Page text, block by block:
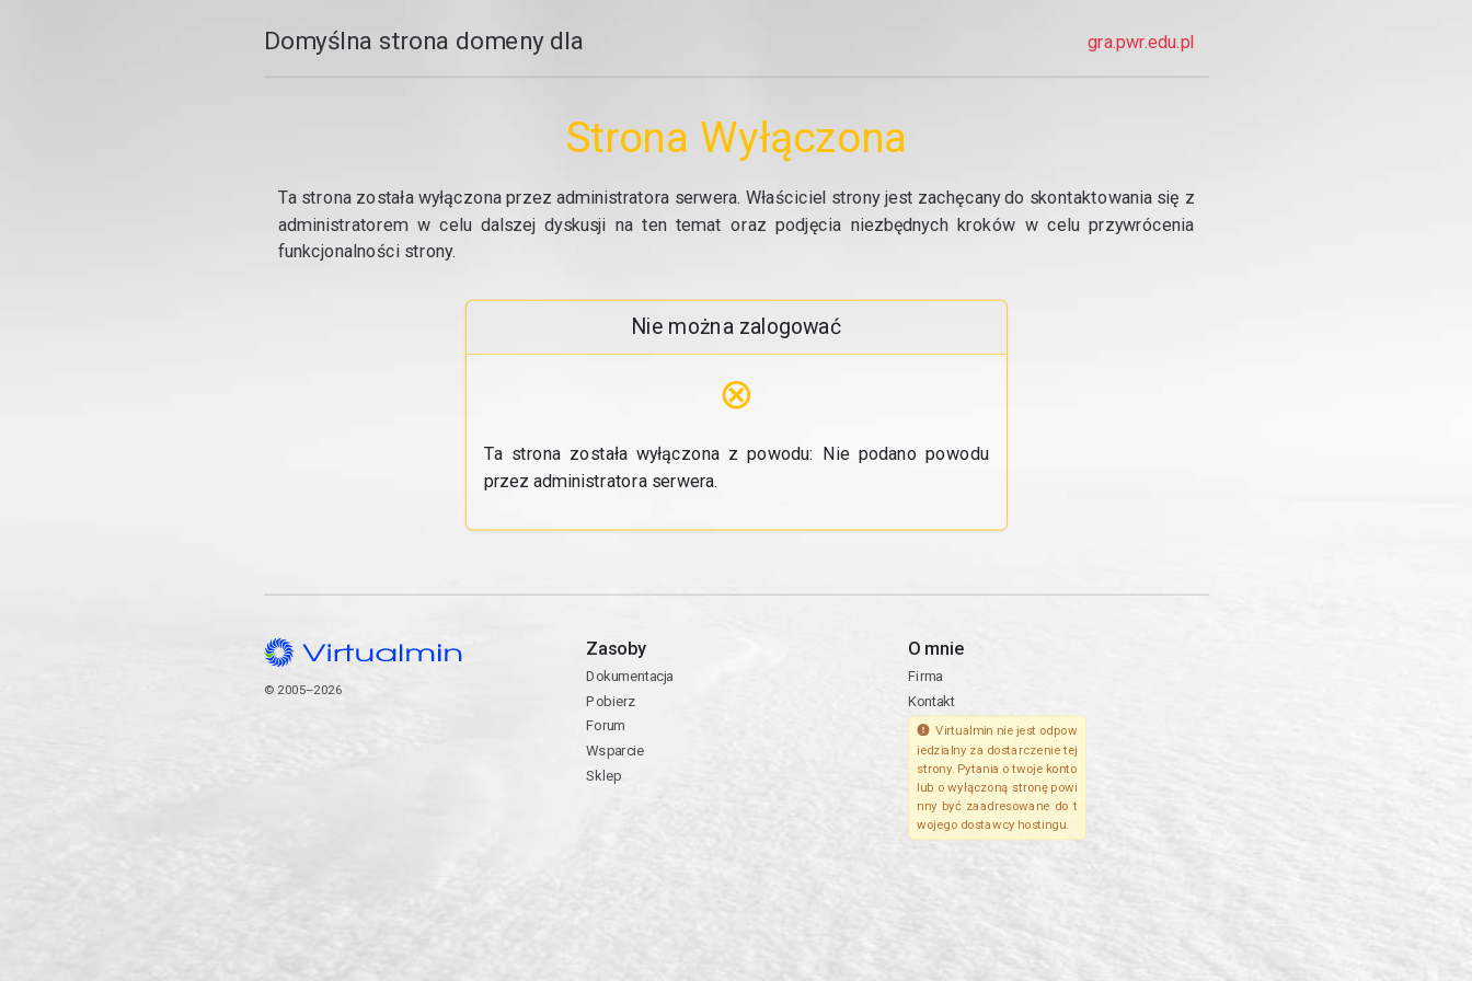
Domyślna strona domeny dla gra.pwr.edu.pl
Strona Wyłączona
Ta strona została wyłączona przez administratora serwera. Właściciel strony jest zachęcany do skontaktowania się z
administratorem w celu dalszej dyskusji na ten temat oraz podjęcia niezbędnych kroków w celu przywrócenia
funkcjonalności strony.
Nie można zalogować
⊗
Ta strona została wyłączona z powodu: Nie podano powodu
przez administratora serwera.
© 2005–2026
Zasoby
Dokumentacja
Pobierz
Forum
Wsparcie
Sklep
O mnie
Firma
Kontakt
Virtualmin nie jest odpow
iedzialny za dostarczenie tej
strony. Pytania o twoje konto
lub o wyłączoną stronę powi
nny być zaadresowane do t
wojego dostawcy hostingu.